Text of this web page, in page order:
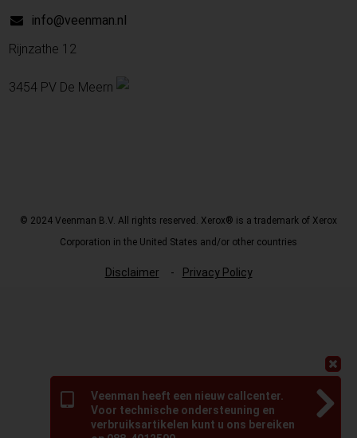
info@veenman.nl
Rijnzathe 12
3454 PV De Meern
© 2024 Veenman B.V. All rights reserved. Xerox® is a trademark of Xerox
Corporation in the United States and/or other countries
Disclaimer Privacy Policy
Veenman heeft een nieuw callcenter.
Voor technische ondersteuning en
verbruiksartikelen kunt u ons bereiken